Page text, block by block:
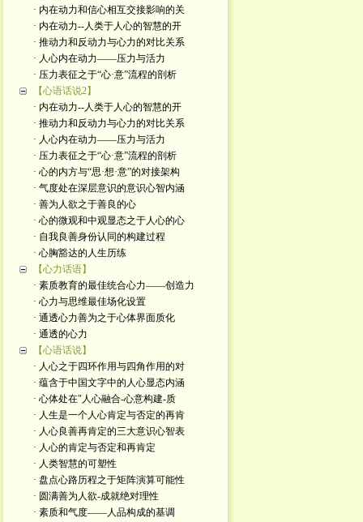
· 内在动力和信心相互交接影响的关
· 内在动力--人类于人心的智慧的开
· 推动力和反动力与心力的对比关系
· 人心内在动力——压力与活力
· 压力表征之于“心·意”流程的剖析
【心语话说2】
· 内在动力--人类于人心的智慧的开
· 推动力和反动力与心力的对比关系
· 人心内在动力——压力与活力
· 压力表征之于“心·意”流程的剖析
· 心的内方与“思·想·意”的对接架构
· 气度处在深层意识的意识心智内涵
· 善为人欲之于善良的心
· 心的微观和中观显态之于人心的心
· 自我良善身份认同的构建过程
· 心胸豁达的人生历练
【心力话语】
· 素质教育的最佳统合心力——创造力
· 心力与思维最佳场化设置
· 通透心力善为之于心体界面质化
· 通透的心力
【心语话说】
· 人心之于四环作用与四角作用的对
· 蕴含于中国文字中的人心显态内涵
· 心体处在"人心融合-心意构建-质
· 人生是一个人心肯定与否定的再肯
· 人心良善再肯定的三大意识心智表
· 人心的肯定与否定和再肯定
· 人类智慧的可塑性
· 盘点心路历程之于矩阵演算可能性
· 圆满善为人欲-成就绝对理性
· 素质和气度——人品构成的基调